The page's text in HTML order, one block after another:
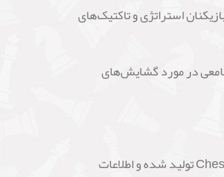
استراتژی و تاکتیک‌های
در مورد گشایش‌های
نرم‌افزار Opening Encyclopaedia 2023 یکی از بهترین نرم‌افزارهای گشایش شطرنج در جهان است. این نرم‌افزار توسط شرکت Chessbase تولید شده و اطلاعات